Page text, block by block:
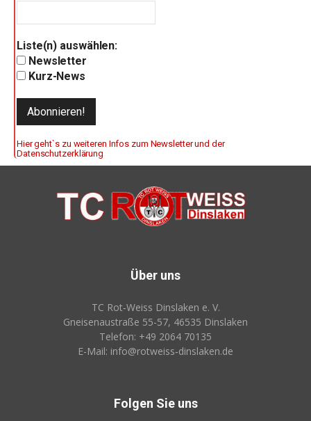
Liste(n) auswählen:
Newsletter
Kurz-News
Hier geht`s zu weiteren Infos zum Newsletter und der
Datenschutzerklärung
Über uns
TC Rot‑Weiss Dinslaken e. V.
Gneisenaustraße 55-57, 46535 Dinslaken
Telefon: +49 2064 70135
E-Mail: info@rotweiss‑dinslaken.de
Folgen Sie uns